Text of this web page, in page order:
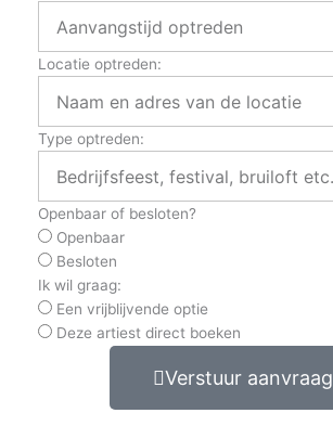
Locatie optreden:
Type optreden:
Openbaar of besloten?
Openbaar
Besloten
Ik wil graag:
Een vrijblijvende optie
Deze artiest direct boeken
Verstuur aanvraag